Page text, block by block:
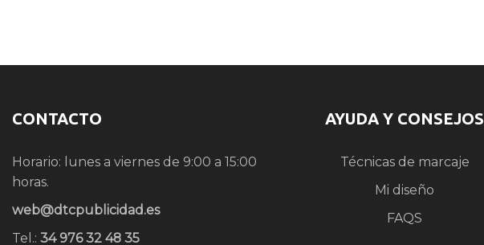
CONTACTO
Horario: lunes a viernes de 9:00 a 15:00
horas.
web@dtcpublicidad.es
Tel.: 34 976 32 48 35
AYUDA Y CONSEJOS
Técnicas de marcaje
Mi diseño
FAQS